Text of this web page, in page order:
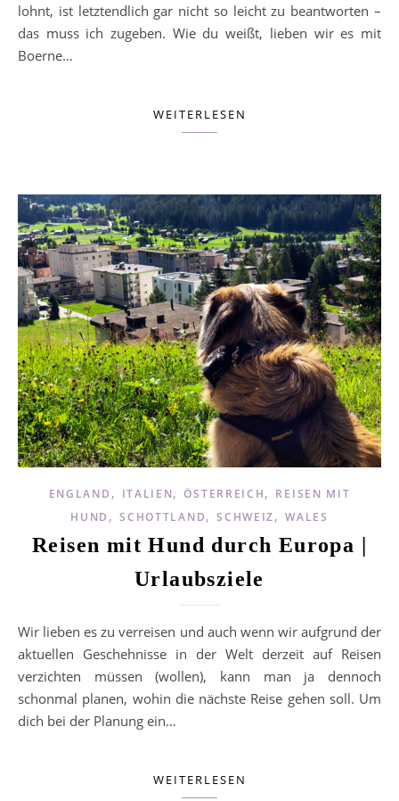
lohnt, ist letztendlich gar nicht so leicht zu beantworten –
das muss ich zugeben. Wie du weißt, lieben wir es mit
Boerne…
WEITERLESEN
ENGLAND , ITALIEN,ÖSTERREICH, REISEN MIT
HUND ,SCHOTTLAND,SCHWEIZ,WALES
Reisen mit Hund durch Europa |
Urlaubsziele
Wir lieben es zu verreisen und auch wenn wir aufgrund der
aktuellen Geschehnisse in der Welt derzeit auf Reisen
verzichten müssen (wollen), kann man ja dennoch
schonmal planen, wohin die nächste Reise gehen soll. Um
dich bei der Planung ein…
WEITERLESEN